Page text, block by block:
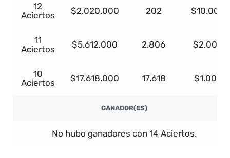
12
Aciertos
$2.020.000 202 $10.000
11
Aciertos
$5.612.000 2.806 $2.000
10
Aciertos
$17.618.000 17.618 $1.000
GANADOR(ES)
No hubo ganadores con 14 Aciertos.